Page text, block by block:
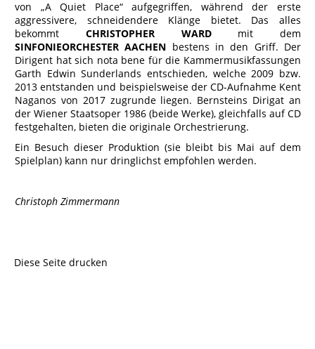
von „A Quiet Place“ aufgegriffen, während der erste
aggressivere, schneidendere Klänge bietet. Das alles
bekommt CHRISTOPHER WARDmit dem
SINFONIEORCHESTER AACHEN bestens in den Griff. Der
Dirigent hat sich nota bene für die Kammermusikfassungen
Garth Edwin Sunderlands entschieden, welche 2009 bzw.
2013 entstanden und beispielsweise der CD-Aufnahme Kent
Naganos von 2017 zugrunde liegen. Bernsteins Dirigat an
der Wiener Staatsoper 1986 (beide Werke), gleichfalls auf CD
festgehalten, bieten die originale Orchestrierung.
Ein Besuch dieser Produktion (sie bleibt bis Mai auf dem
Spielplan) kann nur dringlichst empfohlen werden.
Christoph Zimmermann
Diese Seite drucken